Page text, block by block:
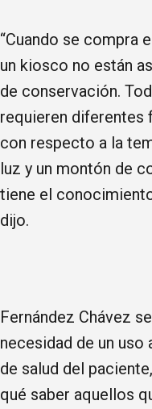
“Cuando se compra
un kiosco no están
de conservación.
requieren diferentes
con respecto a la
luz y un montón de
tiene el
dijo.
Fernández Chávez
necesidad de un uso
de salud del
qué saber aquellos